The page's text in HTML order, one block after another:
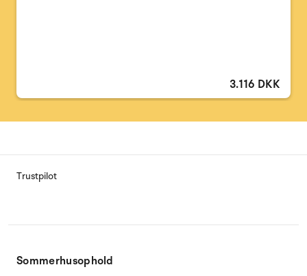
3.116 DKK
Trustpilot
Sommerhusophold